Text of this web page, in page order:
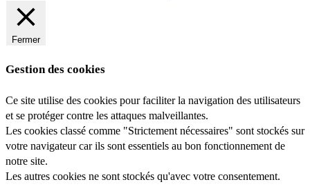
Fermer
Gestion des cookies
Ce site utilise des cookies pour faciliter la navigation des utilisateurs
et se protéger contre les attaques malveillantes.
Les cookies classé comme "Strictement nécessaires" sont stockés sur
votre navigateur car ils sont essentiels au bon fonctionnement de
notre site.
Les autres cookies ne sont stockés qu'avec votre consentement.